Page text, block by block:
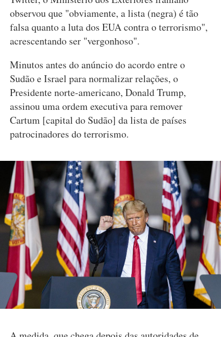
observou que "obviamente, a lista (negra) é tão
falsa quanto a luta dos EUA contra o terrorismo",
acrescentando ser "vergonhoso".
Minutos antes do anúncio do acordo entre o
Sudão e Israel para normalizar relações, o
Presidente norte-americano, Donald Trump,
assinou uma ordem executiva para remover
Cartum [capital do Sudão] da lista de países
patrocinadores do terrorismo.